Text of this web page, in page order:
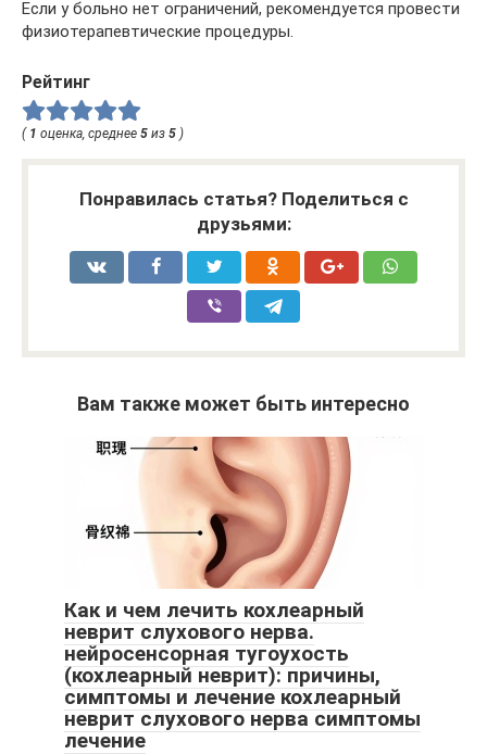
Если у больно нет ограничений, рекомендуется провести
физиотерапевтические процедуры.
Рейтинг
( 1 оценка, среднее 5 из 5 )
Понравилась статья? Поделиться с
друзьями:
Вам также может быть интересно
Как и чем лечить кохлеарный
неврит слухового нерва.
нейросенсорная тугоухость
(кохлеарный неврит): причины,
симптомы и лечение кохлеарный
неврит слухового нерва симптомы
лечение